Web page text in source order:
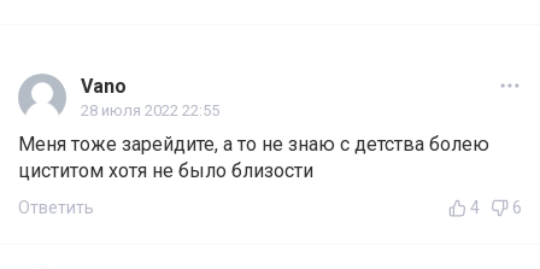
Vano
28 июля 2022 22:55
Меня тоже зарейдите, а то не знаю с детства болею
циститом хотя не было близости
Ответить 4 6